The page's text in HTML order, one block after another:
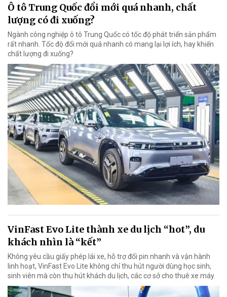
Ô tô Trung Quốc đổi mới quá nhanh, chất
lượng có đi xuống?
Ngành công nghiệp ô tô Trung Quốc có tốc độ phát triển sản phẩm
rất nhanh. Tốc độ đổi mới quá nhanh có mang lại lợi ích, hay khiến
chất lượng đi xuống?
VinFast Evo Lite thành xe du lịch “hot”, du
khách nhìn là “kết”
Không yêu cầu giấy phép lái xe, hỗ trợ đổi pin nhanh và vận hành
linh hoạt, VinFast Evo Lite không chỉ thu hút người dùng học sinh,
sinh viên mà còn thu hút khách du lịch, các cơ sở cho thuê xe máy.